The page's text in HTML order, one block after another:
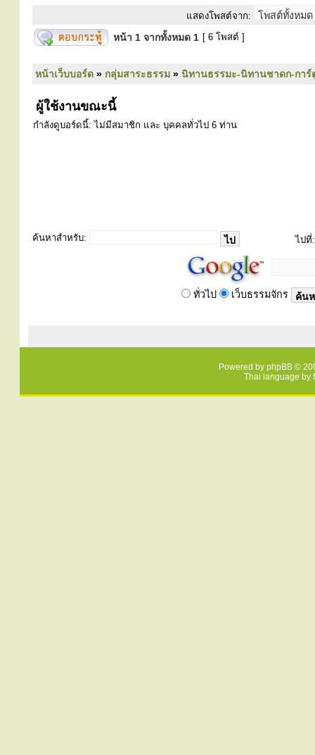
แสดงโพสต์จาก:
หน้า 1 จากทั้งหมด 1 [ 6 โพสต์ ]
หน้าเว็บบอร์ด » กลุ่มสาระธรรม » นิทานธรรมะ-นิทานชาดก-การ์
ผู้ใช้งานขณะนี้
กำลังดูบอร์ดนี้: ไม่มีสมาชิก และ บุคคลทั่วไป 6 ท่าน
ค้นหาสำหรับ: ไปที่:
ทั่วไป เว็บธรรมจักร
Powered by phpBB ©
Thai language by